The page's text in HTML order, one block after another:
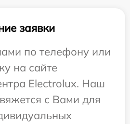
заявки
по телефону или
на сайте
Electrolux. Наш
с Вами для